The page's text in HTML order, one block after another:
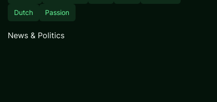
Dutch Passion
News & Politics